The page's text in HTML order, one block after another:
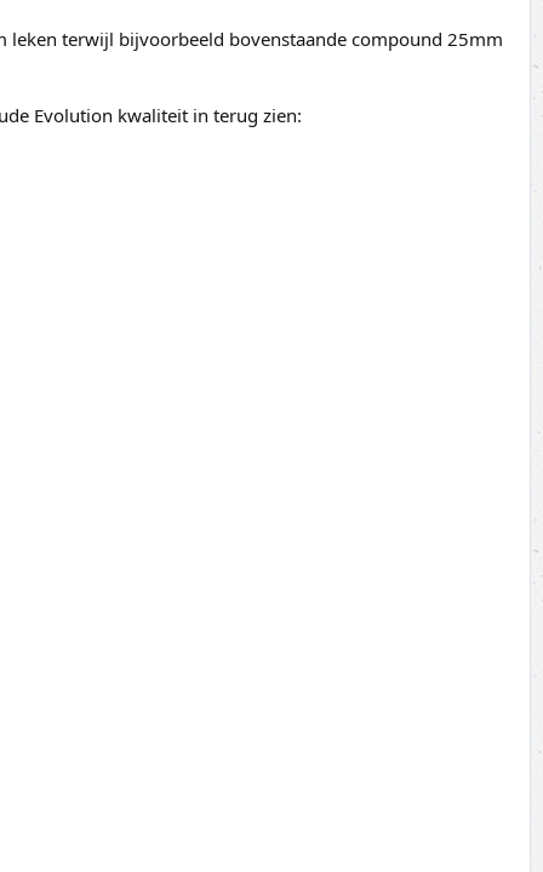
terwijl bijvoorbeeld bovenstaande compound 25mm
Evolution kwaliteit in terug zien: